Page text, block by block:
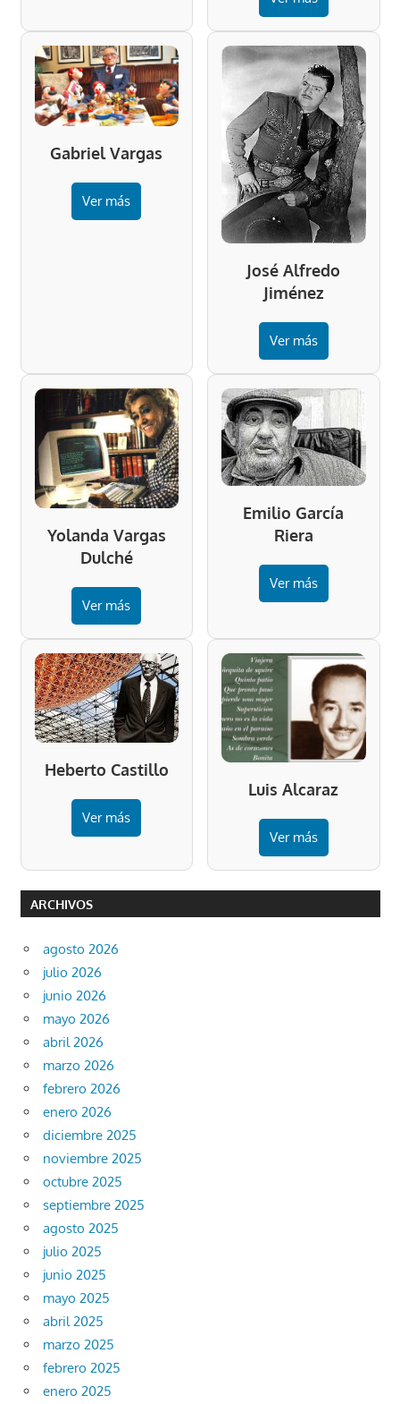
Gabriel Vargas
Ver más
José Alfredo
Jiménez
Ver más
Yolanda Vargas
Dulché
Ver más
Emilio García
Riera
Ver más
Heberto Castillo
Ver más
Luis Alcaraz
Ver más
ARCHIVOS
agosto 2026
julio 2026
junio 2026
mayo 2026
abril 2026
marzo 2026
febrero 2026
enero 2026
diciembre 2025
noviembre 2025
octubre 2025
septiembre 2025
agosto 2025
julio 2025
junio 2025
mayo 2025
abril 2025
marzo 2025
febrero 2025
enero 2025